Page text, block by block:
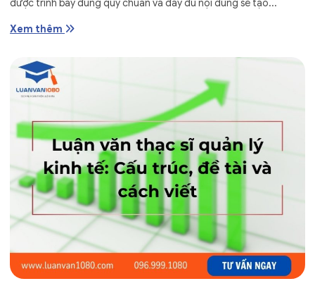
được trình bày đúng quy chuẩn và đầy đủ nội dung sẽ tạo...
Xem thêm